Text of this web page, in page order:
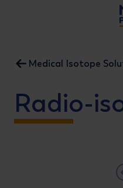
Medical Isotope
Radio-